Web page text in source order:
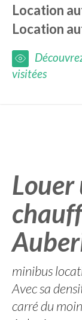
Location
Location
visitées
Louer
minibus
Avec sa
carré du